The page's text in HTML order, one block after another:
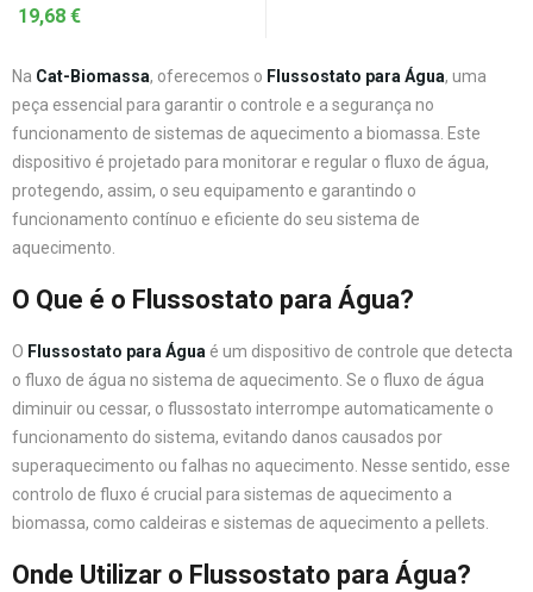
19,68 €
Na Cat-Biomassa, oferecemos o Flussostato para Água, uma
peça essencial para garantir o controle e a segurança no
funcionamento de sistemas de aquecimento a biomassa. Este
dispositivo é projetado para monitorar e regular o fluxo de água,
protegendo, assim, o seu equipamento e garantindo o
funcionamento contínuo e eficiente do seu sistema de
aquecimento.
O Que é o Flussostato para Água?
O Flussostato para Água é um dispositivo de controle que detecta
o fluxo de água no sistema de aquecimento. Se o fluxo de água
diminuir ou cessar, o flussostato interrompe automaticamente o
funcionamento do sistema, evitando danos causados por
superaquecimento ou falhas no aquecimento. Nesse sentido, esse
controlo de fluxo é crucial para sistemas de aquecimento a
biomassa, como caldeiras e sistemas de aquecimento a pellets.
Onde Utilizar o Flussostato para Água?